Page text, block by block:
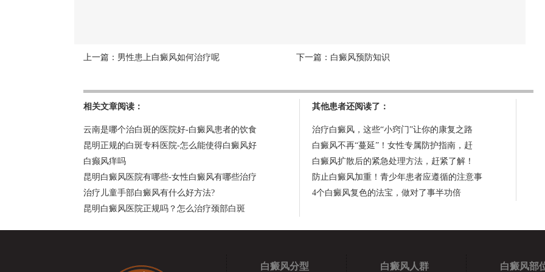
上一篇： 男性患上白癜风如何治疗呢 下一篇： 白癜风预防知识
相关文章阅读：
云南是哪个治白斑的医院好-白癜风患者的饮食
昆明正规的白斑专科医院-怎么能使得白癜风好
白癫风痒吗
昆明白癜风医院有哪些-女性白癜风有哪些治疗
治疗儿童手部白癜风有什么好方法?
昆明白癜风医院正规吗？怎么治疗颈部白斑
其他患者还阅读了：
治疗白癜风，这些“小窍门”让你的康复之路
白癜风不再“蔓延”！女性专属防护指南，赶
白癜风扩散后的紧急处理方法，赶紧了解！
防止白癜风加重！青少年患者应遵循的注意事
4个白癜风复色的法宝，做对了事半功倍
白癜风分型 白癜风人群 白癜风部